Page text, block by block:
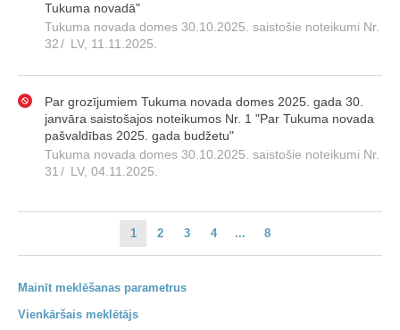
Tukuma novadā"
Tukuma novada domes 30.10.2025. saistošie noteikumi Nr.
32/ LV, 11.11.2025.
Par grozījumiem Tukuma novada domes 2025. gada 30.
janvāra saistošajos noteikumos Nr. 1 "Par Tukuma novada
pašvaldības 2025. gada budžetu"
Tukuma novada domes 30.10.2025. saistošie noteikumi Nr.
31 / LV, 04.11.2025.
1 2 3 4 ... 8
Mainīt meklēšanas parametrus
Vienkāršais meklētājs